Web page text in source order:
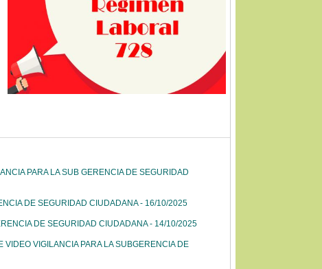
PARA LA SUB GERENCIA DE SEGURIDAD
DE SEGURIDAD CIUDADANA - 16/10/2025
DE SEGURIDAD CIUDADANA - 14/10/2025
VIGILANCIA PARA LA SUBGERENCIA DE